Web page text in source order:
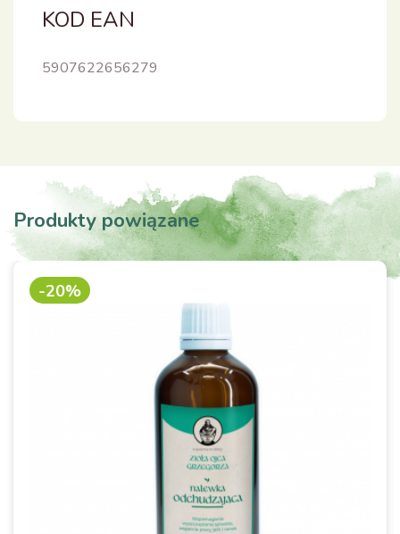
KOD EAN
5907622656279
Produkty powiązane
-20%